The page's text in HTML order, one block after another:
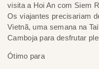
visita a Hoi An com Siem
Os viajantes precisariam
Vietnã, uma semana na
Camboja para desfrutar
Ótimo para